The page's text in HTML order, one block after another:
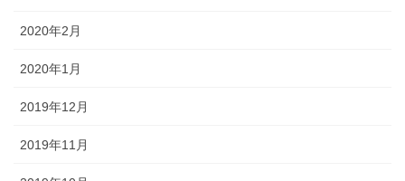
2020年2月
2020年1月
2019年12月
2019年11月